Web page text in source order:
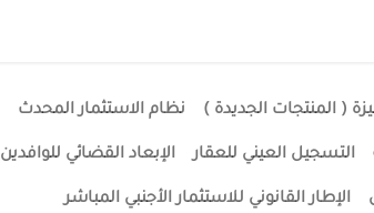
( المنتجات الجديدة ) نظام الاستثمار المحدث
التسجيل العيني للعقار الإبعاد القضائي للوافدين
الإطار القانوني للاستثمار الأجنبي المباشر